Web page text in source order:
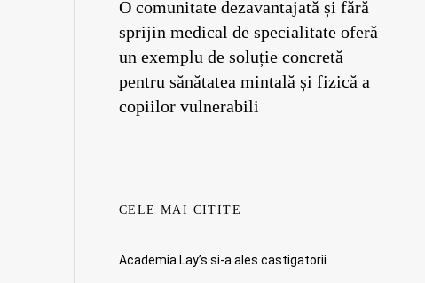
O comunitate dezavantajată și fără
sprijin medical de specialitate oferă
un exemplu de soluție concretă
pentru sănătatea mintală și fizică a
copiilor vulnerabili
CELE MAI CITITE
Academia Lay’s si-a ales castigatorii